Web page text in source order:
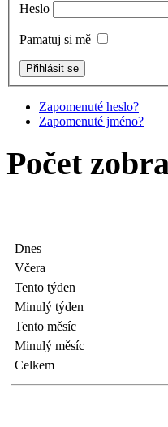
Heslo
Pamatuj si mě
Zapomenuté heslo?
Zapomenuté jméno?
Počet
Dnes
Včera
Tento týden
Minulý týden
Tento měsíc
Minulý měsíc
Celkem